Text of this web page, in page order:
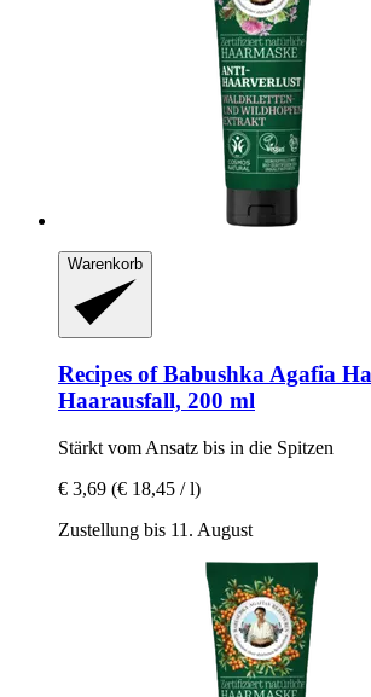
Warenkorb
Recipes of Babushka Agafia
Haarausfall, 200 ml
Stärkt vom Ansatz bis in die Spitzen
€ 3,69 (€ 18,45 / l)
Zustellung bis 11. August